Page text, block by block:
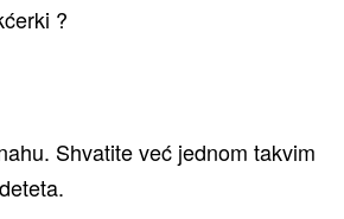
?
Shvatite već jednom takvim